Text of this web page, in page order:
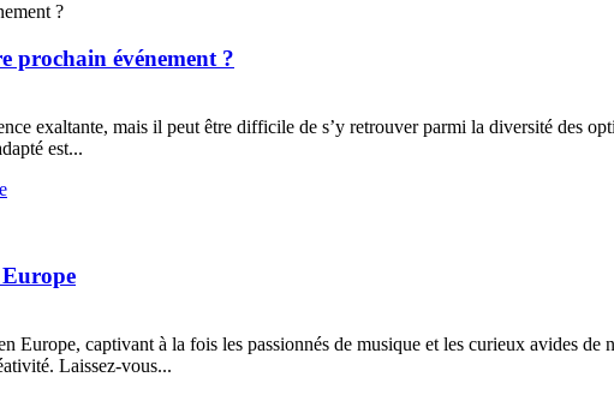
?
prochain événement ?
exaltante, mais il peut être difficile de s’y retrouver parmi la diversité des
est...
Europe, captivant à la fois les passionnés de musique et les curieux avides
Laissez-vous...